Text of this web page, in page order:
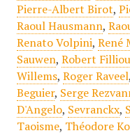
Pierre-Albert Birot,
Raoul Hausmann,
Renato Volpini, René
Sauwen, Robert Filliou
Willems, Roger Raveel,
Beguier, Serge
D'Angelo, Sevranckx,
Taoisme, Théodore